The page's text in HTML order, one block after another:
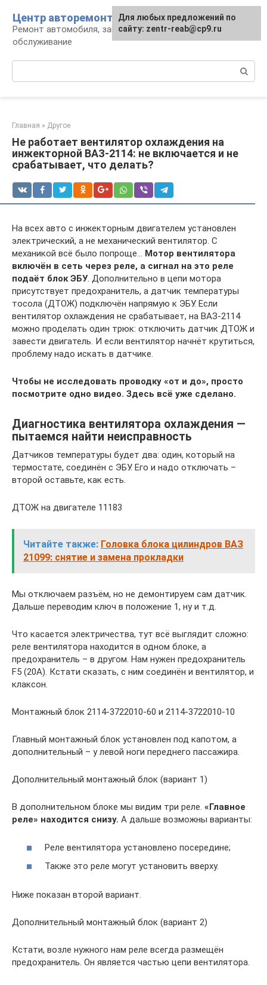
контенту
Центр авторемонта
Ремонт автомобиля, запчасти и
обслуживание
Главная » Другое
Не работает вентилятор охлаждения на
инжекторной ВАЗ-2114: не включается и не
срабатывает, что делать?
На всех авто с инжекторным двигателем установлен
электрический, а не механический вентилятор. С
механикой всё было попроще… Мотор вентилятора
включён в сеть через реле, а сигнал на это реле
подаёт блок ЭБУ. Дополнительно в цепи мотора
присутствует предохранитель, а датчик температуры
тосола (ДТОЖ) подключён напрямую к ЭБУ. Если
вентилятор охлаждения не срабатывает, на ВАЗ-2114
можно проделать один трюк: отключить датчик ДТОЖ и
завести двигатель. И если вентилятор начнёт крутиться,
проблему надо искать в датчике.
Чтобы не исследовать проводку «от и до», просто
посмотрите одно видео. Здесь всё уже сделано.
Диагностика вентилятора охлаждения —
пытаемся найти неисправность
Датчиков температуры будет два: один, который на
термостате, соединён с ЭБУ. Его и надо отключать –
второй оставьте, как есть.
ДТОЖ на двигателе 11183
Читайте также: Головка блока цилиндров ВАЗ
21099: снятие и замена прокладки
Мы отключаем разъём, но не демонтируем сам датчик.
Дальше переводим ключ в положение 1, ну и т.д.
Что касается электричества, тут всё выглядит сложно:
реле вентилятора находится в одном блоке, а
предохранитель – в другом. Нам нужен предохранитель
F5 (20А). Кстати сказать, с ним соединён и вентилятор, и
клаксон.
Монтажный блок 2114-3722010-60 и 2114-3722010-10
Главный монтажный блок установлен под капотом, а
дополнительный – у левой ноги переднего пассажира.
Дополнительный монтажный блок (вариант 1)
В дополнительном блоке мы видим три реле. «Главное
реле» находится снизу. А дальше возможны варианты:
Реле вентилятора установлено посередине;
Также это реле могут установить вверху.
Ниже показан второй вариант.
Дополнительный монтажный блок (вариант 2)
Кстати, возле нужного нам реле всегда размещён
предохранитель. Он является частью цепи вентилятора.
Для любых предложений по
сайту: zentr-reab@cp9.ru